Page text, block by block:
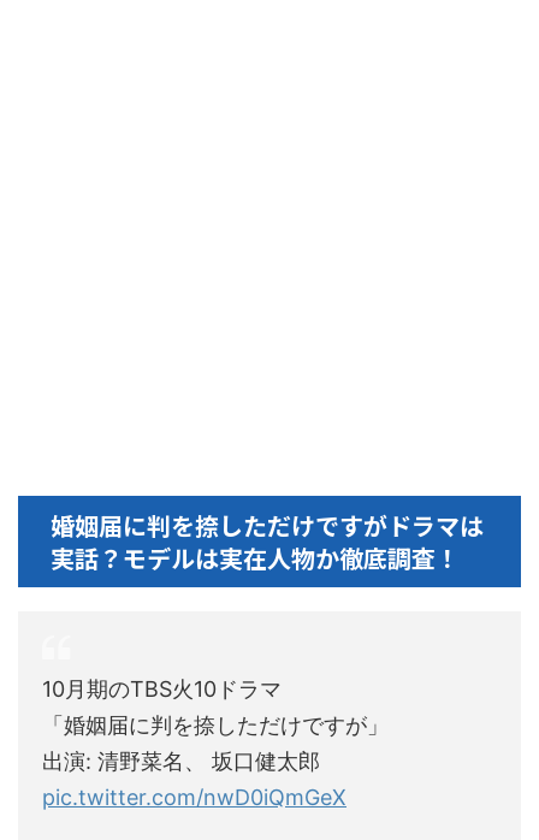
婚姻届に判を捺しただけですがドラマは
実話？モデルは実在人物か徹底調査！
10月期のTBS火10ドラマ
「婚姻届に判を捺しただけですが」
出演: 清野菜名、 坂口健太郎
pic.twitter.com/nwD0iQmGeX